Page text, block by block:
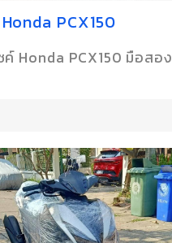
PCX150
ค์ Honda PCX150 มือสอง